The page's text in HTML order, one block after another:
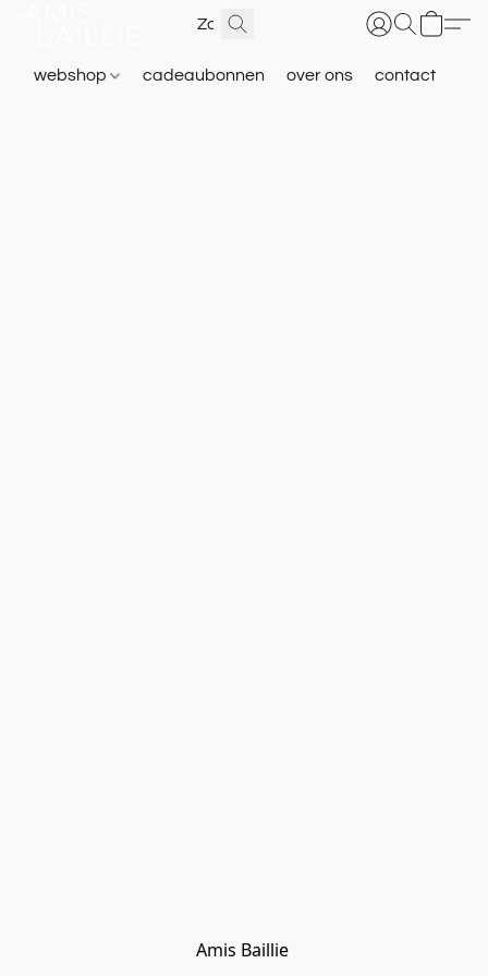
webshop cadeaubonnen over ons contact
Amis Baillie